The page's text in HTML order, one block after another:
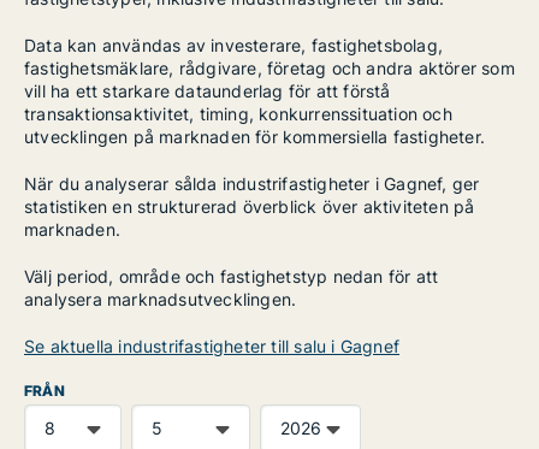
Data kan användas av investerare, fastighetsbolag,
fastighetsmäklare, rådgivare, företag och andra aktörer som
vill ha ett starkare dataunderlag för att förstå
transaktionsaktivitet, timing, konkurrenssituation och
utvecklingen på marknaden för kommersiella fastigheter.
När du analyserar sålda industrifastigheter i Gagnef, ger
statistiken en strukturerad överblick över aktiviteten på
marknaden.
Välj period, område och fastighetstyp nedan för att
analysera marknadsutvecklingen.
Se aktuella industrifastigheter till salu i Gagnef
FRÅN